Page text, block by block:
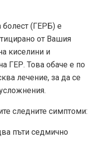
болест (ГЕРБ) е
от Вашия
киселини и
ГЕР. Това обаче е по
лечение, за да се
следните симптоми:
пъти седмично